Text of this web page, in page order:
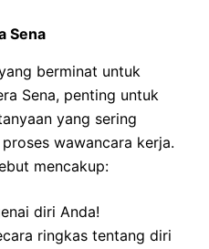
Sena
berminat untuk
Sena, penting untuk
yang sering
wawancara kerja.
mencakup:
diri Anda!
ringkas tentang diri